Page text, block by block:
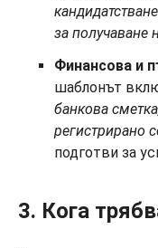
за получаване
Финансова и
шаблонът
банкова сметка
регистрирано
подготви за
3. Кога